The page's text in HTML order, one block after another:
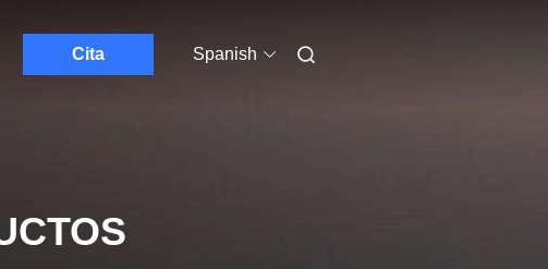
Cita Spanish